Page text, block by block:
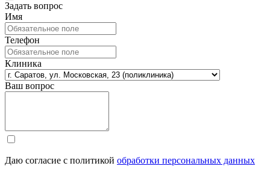
Задать вопрос
Имя
Телефон
Клиника
Ваш вопрос
Даю согласие с политикой обработки персональных данных